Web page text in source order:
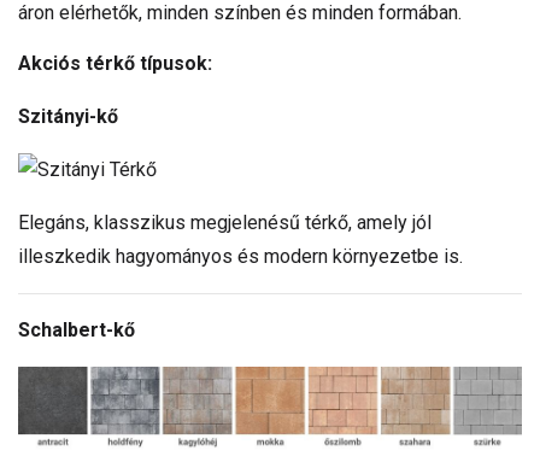
áron elérhetők, minden színben és minden formában.
Akciós térkő típusok:
Szitányi-kő
Elegáns, klasszikus megjelenésű térkő, amely jól
illeszkedik hagyományos és modern környezetbe is.
Schalbert-kő